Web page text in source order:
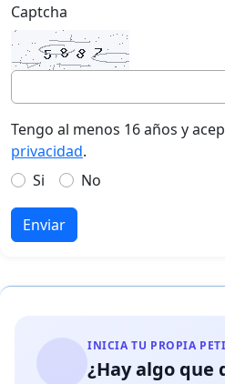
Captcha
Tengo al menos 16 años y
privacidad.
Si
No
Enviar
INICIA TU PROPIA
¿Hay algo que